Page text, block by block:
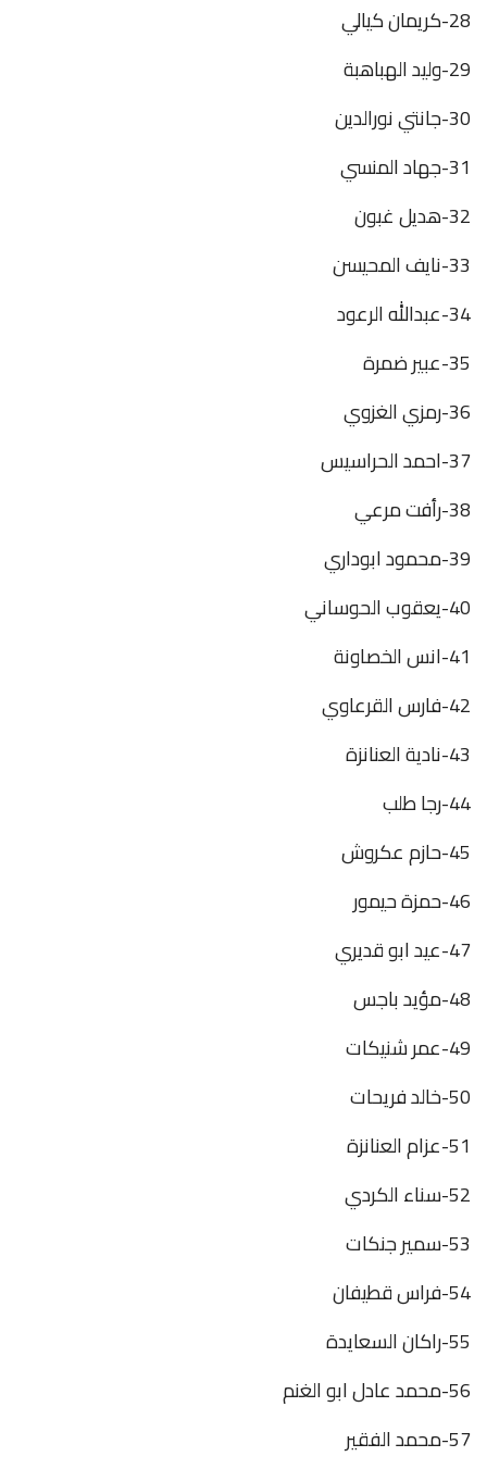
28-كريمان كيالي
29-وليد الهباهبة
30-جانتي نورالدين
31-جهاد المنسي
32-هديل غبون
33-نايف المحيسن
34-عبدالله الرعود
35-عبير ضمرة
36-رمزي الغزوي
37-احمد الحراسيس
38-رأفت مرعي
39-محمود ابوداري
40-يعقوب الحوساني
41-انس الخصاونة
42-فارس القرعاوي
43-نادية العنانزة
44-رجا طلب
45-حازم عكروش
46-حمزة حيمور
47-عيد ابو قديري
48-مؤيد باجس
49-عمر شنيكات
50-خالد فريحات
51-عزام العنانزة
52-سناء الكردي
53-سمير جنكات
54-فراس قطيفان
55-راكان السعايدة
56-محمد عادل ابو الغنم
57-محمد الفقير